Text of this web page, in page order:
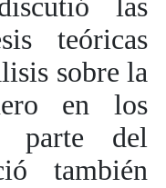
las
teóricas
sobre la
en los
parte del
también